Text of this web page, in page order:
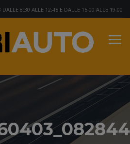
DALLE 8:30 ALLE 12:45 E DALLE 15:00 ALLE 19:00